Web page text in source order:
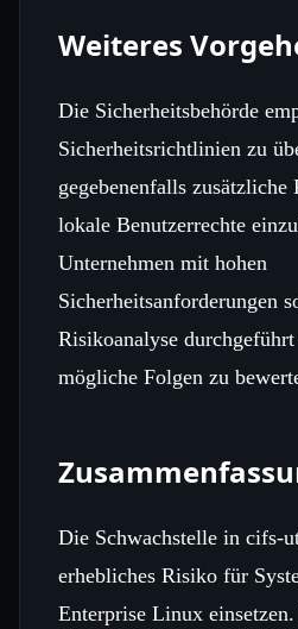
Weiteres
Die Sicherheitsbehörde
Sicherheitsrichtlinien zu
gegebenenfalls
lokale Benutzerrechte
Unternehmen mit hohen
Sicherheitsanforderungen
Risikoanalyse
mögliche Folgen zu
Die Schwachstelle in cifs-
erhebliches Risiko für
Enterprise Linux